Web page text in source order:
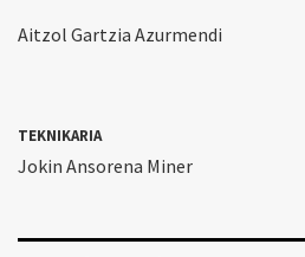
Aitzol Gartzia Azurmendi
TEKNIKARIA
Jokin Ansorena Miner